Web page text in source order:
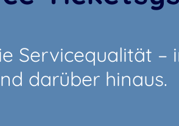
Servicequalität –
darüber hinaus.